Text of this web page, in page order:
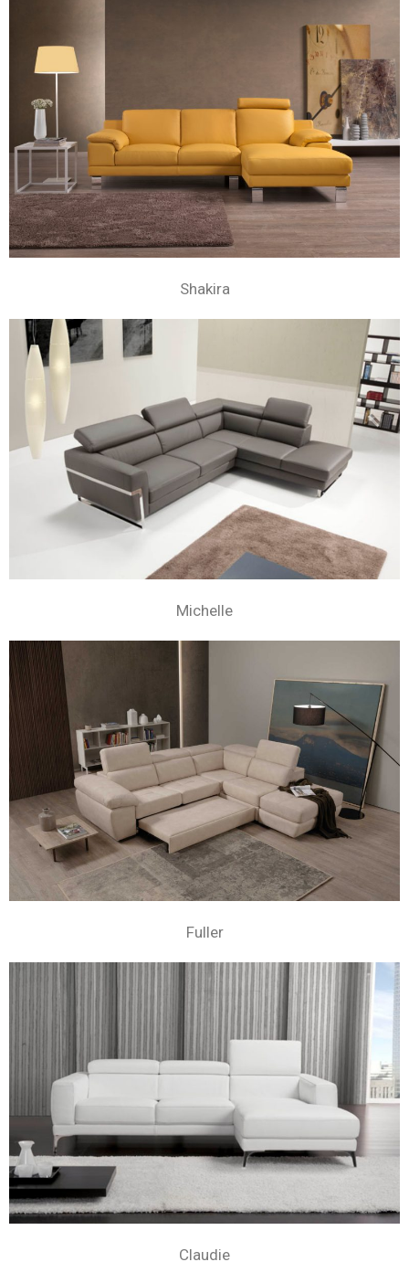
Shakira
Michelle
Fuller
Claudie